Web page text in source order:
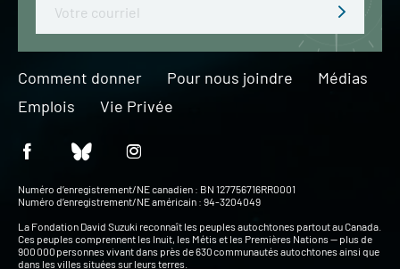
Comment donner Pour nous joindre
Médias
Emplois
Vie Privée
Numéro d’enregistrement/NE canadien : BN 127756716RR0001
Numéro d’enregistrement/NE américain : 94-3204049
La Fondation David Suzuki reconnaît les peuples autochtones partout au Canada.
Ces peuples comprennent les Inuit, les Métis et les Premières Nations — plus de
900 000 personnes vivant dans près de 630 communautés autochtones ainsi que
dans les villes situées sur leurs terres.